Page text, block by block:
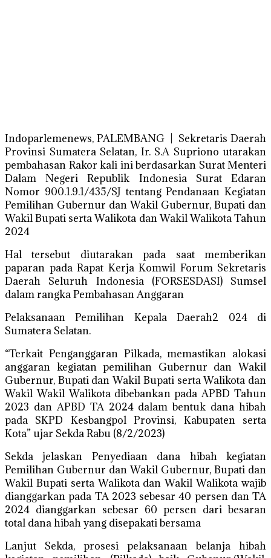
Indoparlemenews, PALEMBANG | Sekretaris Daerah
Provinsi Sumatera Selatan, Ir. S.A Supriono utarakan
pembahasan Rakor kali ini berdasarkan Surat Menteri
Dalam Negeri Republik Indonesia Surat Edaran
Nomor 900.1.9.1/435/SJ tentang Pendanaan Kegiatan
Pemilihan Gubernur dan Wakil Gubernur, Bupati dan
Wakil Bupati serta Walikota dan Wakil Walikota Tahun
2024
Hal tersebut diutarakan pada saat memberikan
paparan pada Rapat Kerja Komwil Forum Sekretaris
Daerah Seluruh Indonesia (FORSESDASI) Sumsel
dalam rangka Pembahasan Anggaran
Pelaksanaan Pemilihan Kepala Daerah2 024 di
Sumatera Selatan.
“Terkait Penganggaran Pilkada, memastikan alokasi
anggaran kegiatan pemilihan Gubernur dan Wakil
Gubernur, Bupati dan Wakil Bupati serta Walikota dan
Wakil Wakil Walikota dibebankan pada APBD Tahun
2023 dan APBD TA 2024 dalam bentuk dana hibah
pada SKPD Kesbangpol Provinsi, Kabupaten serta
Kota” ujar Sekda Rabu (8/2/2023)
Sekda jelaskan Penyediaan dana hibah kegiatan
Pemilihan Gubernur dan Wakil Gubernur, Bupati dan
Wakil Bupati serta Walikota dan Wakil Walikota wajib
dianggarkan pada TA 2023 sebesar 40 persen dan TA
2024 dianggarkan sebesar 60 persen dari besaran
total dana hibah yang disepakati bersama
Lanjut Sekda, prosesi pelaksanaan belanja hibah